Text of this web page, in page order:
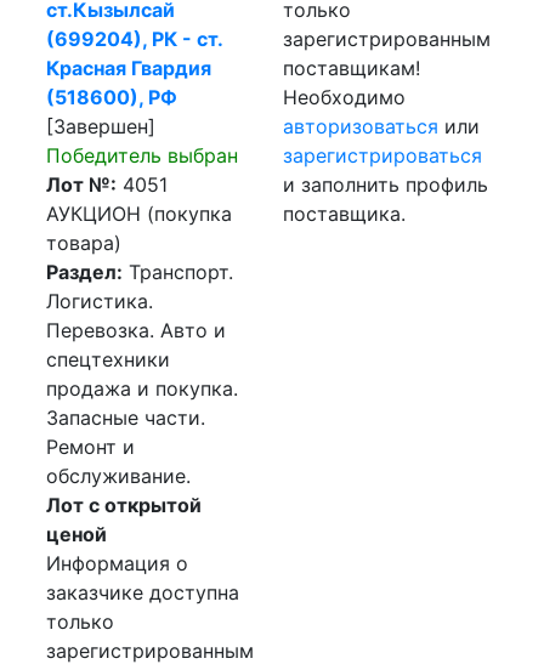
ст.Кызылсай
(699204), РК - ст.
Красная Гвардия
(518600), РФ
[Завершен]
Победитель выбран
Лот №: 4051
АУКЦИОН (покупка
товара)
Раздел: Транспорт.
Логистика.
Перевозка. Авто и
спецтехники
продажа и покупка.
Запасные части.
Ремонт и
обслуживание.
Лот с открытой
ценой
Информация о
заказчике доступна
только
зарегистрированным
только
зарегистрированным
поставщикам!
Необходимо
авторизоваться или
зарегистрироваться
и заполнить профиль
поставщика.